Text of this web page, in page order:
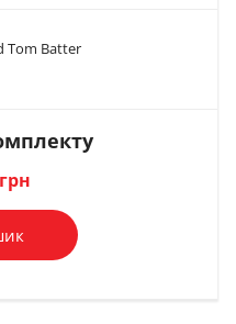
Кікпед, демпфер
Drum...
Tom Batter